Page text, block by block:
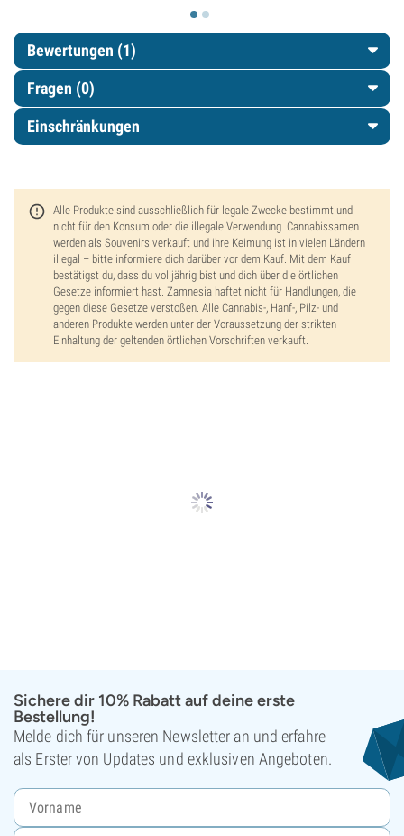
Bewertungen (1)
Fragen (0)
Einschränkungen
Alle Produkte sind ausschließlich für legale Zwecke bestimmt und
nicht für den Konsum oder die illegale Verwendung. Cannabissamen
werden als Souvenirs verkauft und ihre Keimung ist in vielen Ländern
illegal – bitte informiere dich darüber vor dem Kauf. Mit dem Kauf
bestätigst du, dass du volljährig bist und dich über die örtlichen
Gesetze informiert hast. Zamnesia haftet nicht für Handlungen, die
gegen diese Gesetze verstoßen. Alle Cannabis-, Hanf-, Pilz- und
anderen Produkte werden unter der Voraussetzung der strikten
Einhaltung der geltenden örtlichen Vorschriften verkauft.
Sichere dir 10% Rabatt auf deine erste
Bestellung!
Melde dich für unseren Newsletter an und erfahre
als Erster von Updates und exklusiven Angeboten.